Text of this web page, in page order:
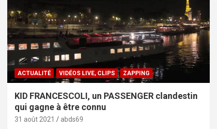
ACTUALITÉ VIDÉOS LIVE, CLIPS ZAPPING
KID FRANCESCOLI, un PASSENGER clandestin
qui gagne à être connu
31 août 2021 abds69